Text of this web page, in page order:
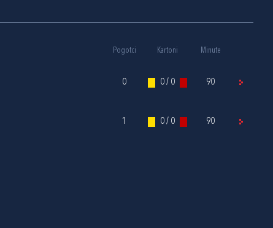
Pogotci Kartoni Minute
0 0 / 0 90
1 0 / 0 90